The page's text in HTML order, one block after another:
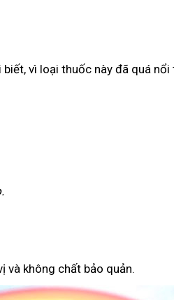
vì loại thuốc này đã quá
.
và không chất bảo quản.